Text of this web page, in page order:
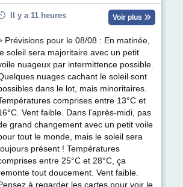
Il y a 11 heures Voir plus
Prévisions pour le 08/08 : En matinée,
le soleil sera majoritaire avec un petit
nuageux par intermittence possible.
nuages cachant le soleil sont
dans le lot, mais minoritaires.
comprises entre 13°C et
Vent faible. Dans l'après-midi, pas
grand changement avec un petit voile
tout le monde, mais le soleil sera
présent ! Températures
entre 25°C et 28°C, ça
tout doucement. Vent faible.
à regarder les cartes pour voir le